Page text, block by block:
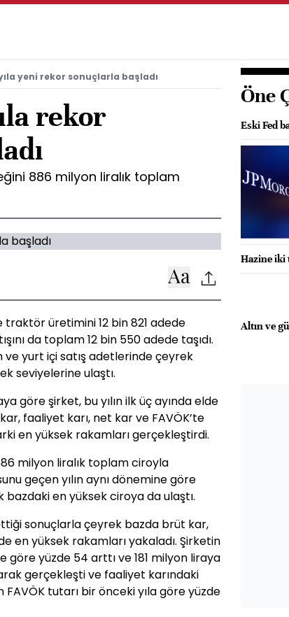
yeni rekor sonuçlarla başladı
rekor
886 milyon liralık toplam
traktör üretimini 12 bin 821 adede
da toplam 12 bin 550 adede taşıdı.
yurt içi satış adetlerinde çeyrek
seviyelerine ulaştı.
göre şirket, bu yılın ilk üç ayında elde
faaliyet karı, net kar ve FAVÖK’te
en yüksek rakamları gerçekleştirdi.
milyon liralık toplam ciroyla
geçen yılın aynı dönemine göre
bazdaki en yüksek ciroya da ulaştı.
sonuçlarla çeyrek bazda brüt kar,
en yüksek rakamları yakaladı. Şirketin
göre yüzde 54 arttı ve 181 milyon liraya
gerçekleşti ve faaliyet karındaki
tutarı bir önceki yıla göre yüzde
Öne
Eski Fed
Hazine iki
Altın ve